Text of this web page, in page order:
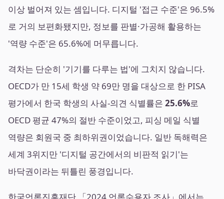
이상 벌어져 있는 셈입니다. 디지털 '접근 수준'은 96.5%
로 거의 보편화됐지만, 정보를 판별·가공해 활용하는
'역량 수준'은 65.6%에 머무릅니다.
격차는 단순히 '기기를 다루는 법'에 그치지 않습니다.
OECD가 만 15세 학생 약 69만 명을 대상으로 한 PISA
평가에서 한국 학생의 사실-의견 식별률은 25.6%로
OECD 평균 47%의 절반 수준이었고, 피싱 메일 식별
역량은 회원국 중 최하위권이었습니다. 일반 독해력은
세계 3위지만 '디지털 공간에서의 비판적 읽기'는
바닥권이라는 뒤틀린 풍경입니다.